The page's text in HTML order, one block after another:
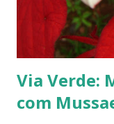
Via Verde:
com